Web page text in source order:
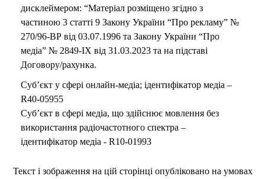
дисклеймером: “Матеріал розміщено згідно з
частиною 3 статті 9 Закону України “Про рекламу” №
270/96-ВР від 03.07.1996 та Закону України “Про
медіа” № 2849-IX від 31.03.2023 та на підставі
Договору/рахунка.
Суб’єкт у сфері онлайн-медіа; ідентифікатор медіа –
R40-05955
Суб’єкт в сфері медіа, що здійснює мовлення без
використання радіочастотного спектра –
ідентифікатор медіа - R10-01993
Текст і зображення на цій сторінці опубліковано на умовах